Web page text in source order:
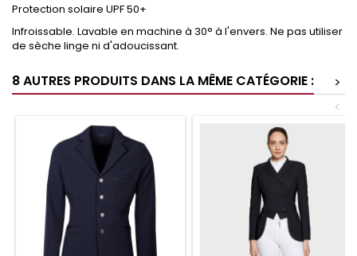
Protection solaire UPF 50+
Infroissable. Lavable en machine à 30° à l'envers. Ne pas utiliser
de sèche linge ni d'adoucissant.
8 AUTRES PRODUITS DANS LA MÊME CATÉGORIE :
>
<